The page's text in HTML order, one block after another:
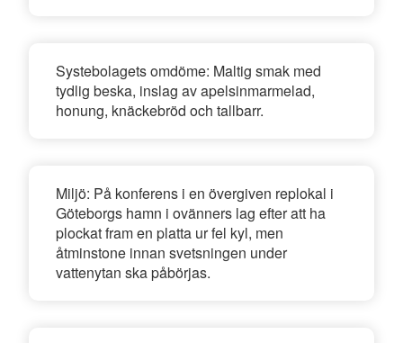
Systebolagets omdöme: Maltig smak med
tydlig beska, inslag av apelsinmarmelad,
honung, knäckebröd och tallbarr.
Miljö: På konferens i en övergiven replokal i
Göteborgs hamn i ovänners lag efter att ha
plockat fram en platta ur fel kyl, men
åtminstone innan svetsningen under
vattenytan ska påbörjas.